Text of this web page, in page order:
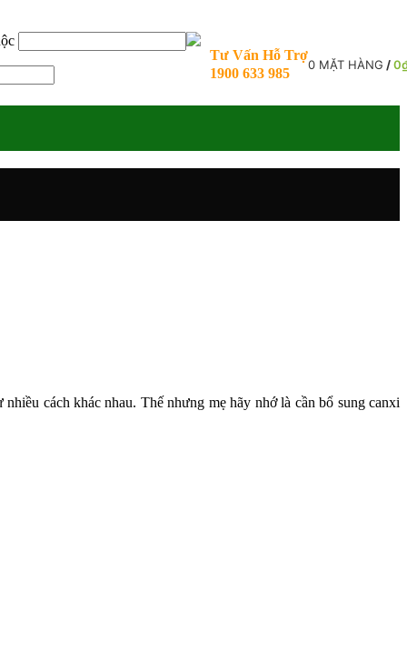
Tư Vấn Hỗ Trợ
1900 633 985
0 MẶT HÀNG /0
cách khác nhau. Thế nhưng mẹ hãy nhớ là cần bổ sung canxi